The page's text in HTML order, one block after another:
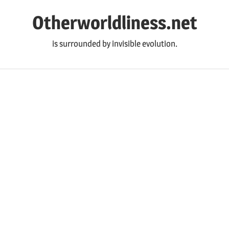
ツ
Otherworldliness.net
is surrounded by invisible evolution.